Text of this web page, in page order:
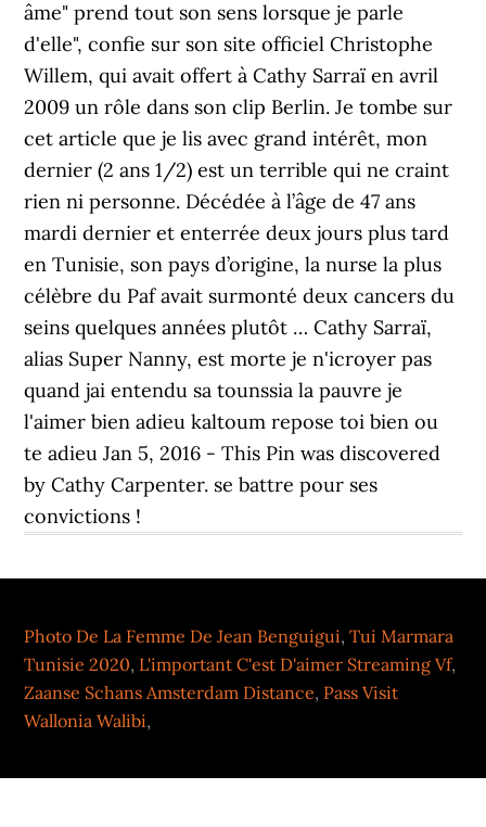
Photo De La Femme De Jean Benguigui,Tui Marmara
Tunisie 2020, L'important C'est D'aimer Streaming Vf,
Zaanse Schans Amsterdam Distance, Pass Visit
Wallonia Walibi,